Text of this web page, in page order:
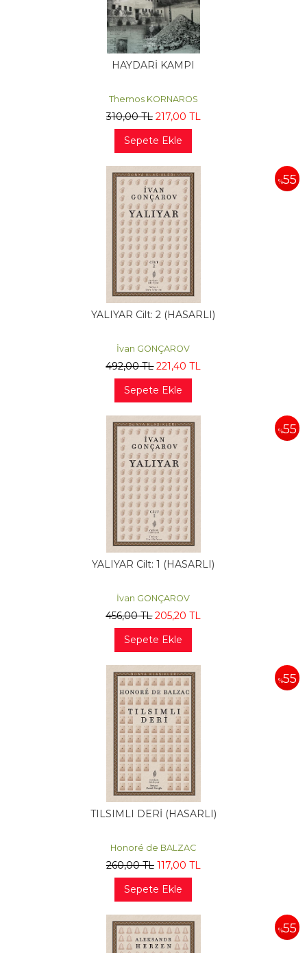
HAYDARİ KAMPI
Themos KORNAROS
310,00TL 217,00 TL
Sepete Ekle
%55
YALIYAR Cilt: 2 (HASARLI)
İvan GONÇAROV
492,00TL 221,40 TL
Sepete Ekle
%55
YALIYAR Cilt: 1 (HASARLI)
İvan GONÇAROV
456,00TL 205,20 TL
Sepete Ekle
%55
TILSIMLI DERİ (HASARLI)
Honoré de BALZAC
260,00TL 117,00 TL
Sepete Ekle
%55